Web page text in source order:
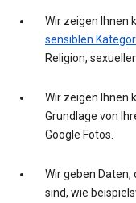
Wir zeigen Ihnen
sensiblen
Religion,
Wir zeigen Ihnen
Grundlage von
Google Fotos.
Wir geben
sind, wie